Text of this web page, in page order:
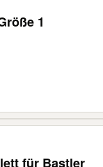
1
für Bastler